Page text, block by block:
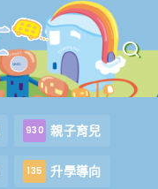
930 親子育兒
135 升學導向